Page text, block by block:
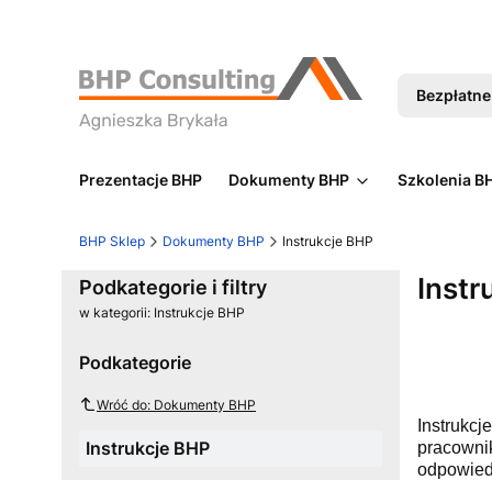
Prezentacje BHP Dokumenty BHP Szkolenia
BHP Sklep Dokumenty BHP Instrukcje BHP
Podkategorie i filtry
w kategorii: Instrukcje BHP
Podkategorie
Wróć do: Dokumenty BHP
Instrukcje BHP